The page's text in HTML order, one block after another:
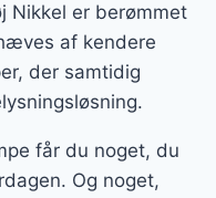
Nikkel er berømmet
af kendere
der samtidig
får du noget, du
Og noget,